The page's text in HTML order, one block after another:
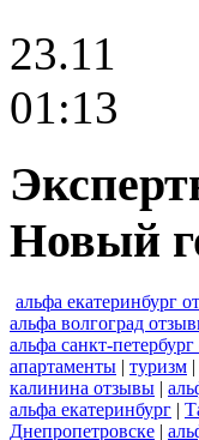
23.11
01:13
Новый
альфа екатеринбург
альфа волгоград
альфа санкт-
апартаменты | туризм |
калинина отзывы |
альфа екатеринбург |
Днепропетровске |